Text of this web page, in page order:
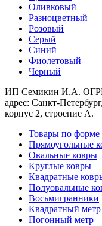
наличии
Паласы
Как
выбрать
ковер
Доставка
и
Наши
работы
Контакты
647-
mail@carpet-
spb.ru
Заказать
звонок
Оливковый
Разноцветный
Розовый
Серый
Синий
Фиолетовый
Черный
ИП Семикин И.А.
адрес: Санкт-
корпус 2, строение А.
Товары по форме
Прямоугольные
Овальные ковры
Круглые ковры
Квадратные
Полуовальные
Восьмигранники
Квадратный метр
Погонный метр